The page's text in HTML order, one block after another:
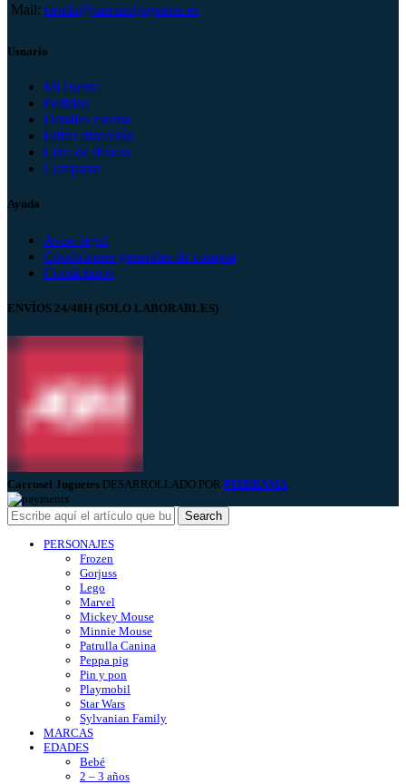
Mail: tienda@carruseljuguetes.es
Usuario
Mi cuenta
Pedidos
Detalles cuenta
Editar dirección
Lista de deseos
Comparar
Ayuda
Aviso legal
Condiciones generales de compra
Contáctanos
ENVÍOS 24/48H (SOLO LABORABLES)
Carrusel Juguetes DESARROLLADO POR PIXERAMA
Search
PERSONAJES
Frozen
Gorjuss
Lego
Marvel
Mickey Mouse
Minnie Mouse
Patrulla Canina
Peppa pig
Pin y pon
Playmobil
Star Wars
Sylvanian Family
MARCAS
EDADES
Bebé
2 – 3 años